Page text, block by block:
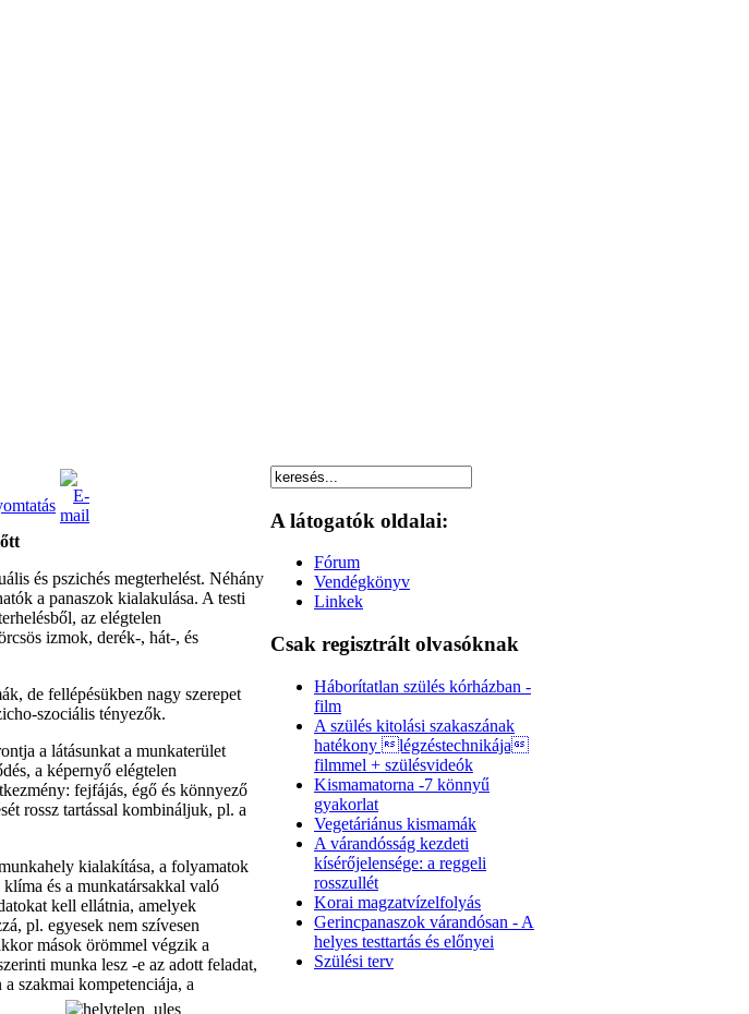
és pszichés megterhelést. Néhány
a panaszok kialakulása. A testi
az elégtelen
izmok, derék-, hát-, és
de fellépésükben nagy szerepet
szociális tényezők.
a látásunkat a munkaterület
a képernyő elégtelen
fejfájás, égő és könnyező
rossz tartással kombináljuk, pl. a
kialakítása, a folyamatok
klíma és a munkatársakkal való
kell ellátnia, amelyek
pl. egyesek nem szívesen
mások örömmel végzik a
munka lesz -e az adott feladat,
szakmai kompetenciája, a
A látogatók oldalai:
Fórum
Vendégkönyv
Linkek
Csak regisztrált olvasóknak
Háborítatlan szülés kórházban -
film
A szülés kitolási szakaszának
hatékony légzéstechnikája
filmmel + szülésvideók
Kismamatorna -7 könnyű
gyakorlat
Vegetáriánus kismamák
A várandósság kezdeti
kísérőjelensége: a reggeli
rosszullét
Korai magzatvízelfolyás
Gerincpanaszok várandósan - A
helyes testtartás és előnyei
Szülési terv